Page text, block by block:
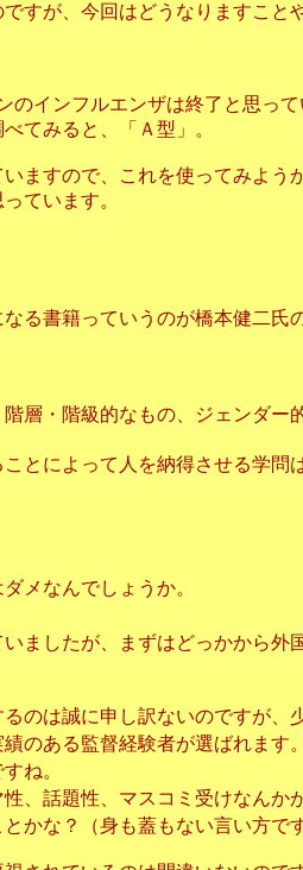
すが、今回はどうなりますこと
インフルエンザは終了と思って
てみると、「Ａ型」。
すので、これを使ってみよう
ています。
る書籍っていうのが橋本健二氏
層・階級的なもの、ジェンダ
とによって人を納得させる学問
メなんでしょうか。
ましたが、まずはどっかから
は誠に申し訳ないのですが、
ある監督経験者が選ばれます
ね。
話題性、マスコミ受けなんか
かな？（身も蓋もない言い方です